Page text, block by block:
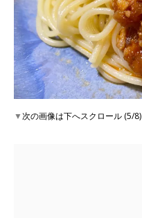
▼次の画像は下へスクロール (5/8)